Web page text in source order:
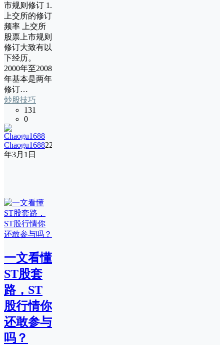
市规则修订 1.
上交所的修订
频率 上交所
股票上市规则
修订大致有以
下经历。
2000年至2008
年基本是两年
修订…
炒股技巧
131
0
Chaogu168822
年3月1日
一文看懂
ST股套
路，ST
股行情你
还敢参与
吗？